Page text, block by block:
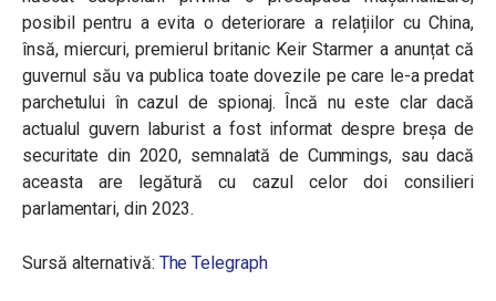
posibil pentru a evita o deteriorare a relațiilor cu China,
însă, miercuri, premierul britanic Keir Starmer a anunțat că
guvernul său va publica toate dovezile pe care le-a predat
parchetului în cazul de spionaj. Încă nu este clar dacă
actualul guvern laburist a fost informat despre breșa de
securitate din 2020, semnalată de Cummings, sau dacă
aceasta are legătură cu cazul celor doi consilieri
parlamentari, din 2023.
Sursă alternativă: The Telegraph